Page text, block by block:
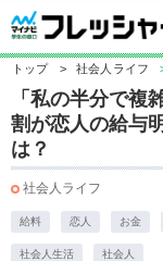
トップ > 社会人ライフ
「私の半分で複
割が恋人の給与
は？
社会人ライフ
給料 恋人 お金
社会人生活 社会人